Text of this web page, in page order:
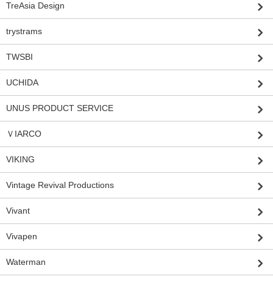
TreAsia Design
trystrams
TWSBI
UCHIDA
UNUS PRODUCT SERVICE
ＶIARCO
VIKING
Vintage Revival Productions
Vivant
Vivapen
Waterman